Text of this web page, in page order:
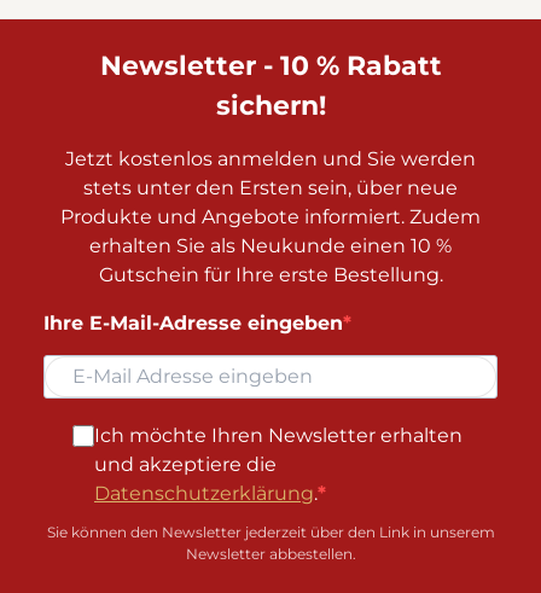
Newsletter - 10 % Rabatt
sichern!
Jetzt kostenlos anmelden und Sie werden
stets unter den Ersten sein, über neue
Produkte und Angebote informiert. Zudem
erhalten Sie als Neukunde einen 10 %
Gutschein für Ihre erste Bestellung.
Ihre E-Mail-Adresse eingeben
Ich möchte Ihren Newsletter erhalten
und akzeptiere die
Datenschutzerklärung.
Sie können den Newsletter jederzeit über den Link in unserem
Newsletter abbestellen.